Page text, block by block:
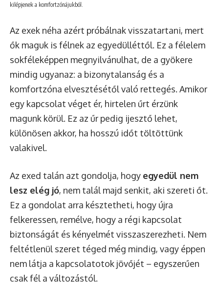
kilépjenek a komfortzónájukból.
Az exek néha azért próbálnak visszatartani, mert
ők maguk is félnek az egyedülléttől. Ez a félelem
sokféleképpen megnyilvánulhat, de a gyökere
mindig ugyanaz: a bizonytalanság és a
komfortzóna elvesztésétől való rettegés. Amikor
egy kapcsolat véget ér, hirtelen űrt érzünk
magunk körül. Ez az űr pedig ijesztő lehet,
különösen akkor, ha hosszú időt töltöttünk
valakivel.
Az exed talán azt gondolja, hogy egyedül nem
lesz elég jó, nem talál majd senkit, aki szereti őt.
Ez a gondolat arra késztetheti, hogy újra
felkeressen, remélve, hogy a régi kapcsolat
biztonságát és kényelmét visszaszerezheti. Nem
feltétlenül szeret téged még mindig, vagy éppen
nem látja a kapcsolatotok jövőjét – egyszerűen
csak fél a változástól.